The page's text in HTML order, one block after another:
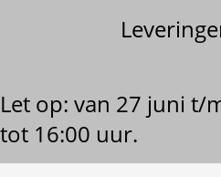
Let op: van 27 juni t/
tot 16:00 uur.